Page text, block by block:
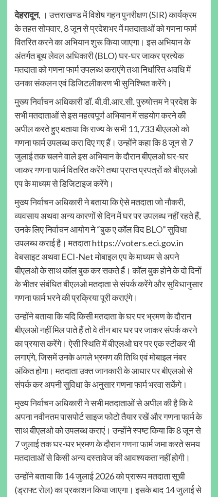
देहरादून, । उत्तराखण्ड में विशेष गहन पुनरीक्षण (SIR) कार्यक्रम
के तहत सोमवार, 8 जून से प्रदेशभर में मतदाताओं को गणना फार्म
वितरित करने का अभियान शुरू किया जाएगा। इस अभियान के
अंतर्गत बूथ लेवल अधिकारी (BLO) घर-घर जाकर प्रत्येक
मतदाता को गणना फार्म उपलब्ध कराएंगे तथा निर्धारित अवधि में
उनका संकलन एवं डिजिटलीकरण भी सुनिश्चित करेंगे।
मुख्य निर्वाचन अधिकारी डॉ. बी.वी.आर.सी. पुरुषोत्तम ने प्रदेश के
सभी मतदाताओं से इस महत्वपूर्ण अभियान में सहयोग करने की
अपील करते हुए बताया कि राज्य के सभी 11,733 बीएलओ को
गणना फार्म उपलब्ध करा दिए गए हैं। उन्होंने कहा कि 8 जून से 7
जुलाई तक चलने वाले इस अभियान के दौरान बीएलओ घर-घर
जाकर गणना फार्म वितरित करेंगे तथा प्राप्त प्रपत्रों को बीएलओ
एप के माध्यम से डिजिटाइज करेंगे।
मुख्य निर्वाचन अधिकारी ने बताया कि ऐसे मतदाता जो नौकरी,
व्यवसाय अथवा अन्य कारणों से दिन में घर पर उपलब्ध नहीं रहते हैं,
उनके लिए निर्वाचन आयोग ने “बुक ए कॉल विद BLO” सुविधा
उपलब्ध कराई है। मतदाता https://voters.eci.gov.in
वेबसाइट अथवा ECI-Net मोबाइल एप के माध्यम से अपने
बीएलओ के साथ कॉल बुक कर सकते हैं। कॉल बुक होने के दो दिनों
के भीतर संबंधित बीएलओ मतदाता से संपर्क करेंगे और सुविधानुसार
गणना फार्म भरने की प्रक्रिया पूरी कराएंगे।
उन्होंने बताया कि यदि किसी मतदाता के घर पर भ्रमण के दौरान
बीएलओ नहीं मिल पाते हैं तो वे तीन बार घर पर जाकर संपर्क करने
का प्रयास करेंगे। ऐसी स्थिति में बीएलओ घर पर एक स्टीकर भी
लगाएंगे, जिसमें उनके अगले भ्रमण की तिथि एवं मोबाइल नंबर
अंकित होगा। मतदाता उक्त जानकारी के आधार पर बीएलओ से
संपर्क कर अपनी सुविधा के अनुसार गणना फार्म भरवा सकेंगे।
मुख्य निर्वाचन अधिकारी ने सभी मतदाताओं से अपील की है कि वे
अपना नवीनतम पासपोर्ट साइज फोटो तैयार रखें और गणना फार्म के
साथ बीएलओ को उपलब्ध कराएं। उन्होंने स्पष्ट किया कि 8 जून से
7 जुलाई तक घर-घर भ्रमण के दौरान गणना फार्म जमा करते समय
मतदाताओं से किसी अन्य दस्तावेज की आवश्यकता नहीं होगी।
उन्होंने बताया कि 14 जुलाई 2026 को प्रारूप मतदाता सूची
(ड्राफ्ट रोल) का प्रकाशन किया जाएगा। इसके बाद 14 जुलाई से